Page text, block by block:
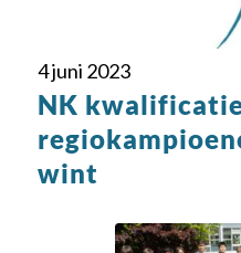
4 juni 2023
NK
wint